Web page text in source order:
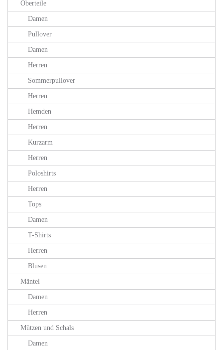
Oberteile
Damen
Pullover
Damen
Herren
Sommerpullover
Herren
Hemden
Herren
Kurzarm
Herren
Poloshirts
Herren
Tops
Damen
T-Shirts
Herren
Blusen
Mäntel
Damen
Herren
Mützen und Schals
Damen